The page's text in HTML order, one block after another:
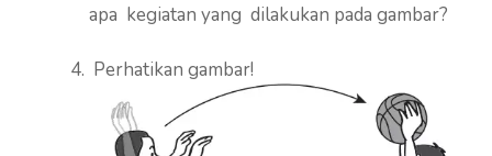
apa kegiatan yang dilakukan pada gambar?
Perhatikan gambar!